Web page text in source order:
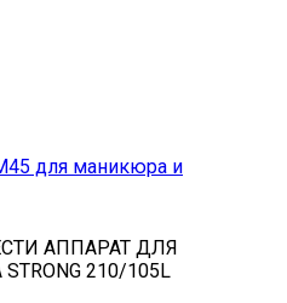
для маникюра и
АППАРАТ ДЛЯ
210/105L